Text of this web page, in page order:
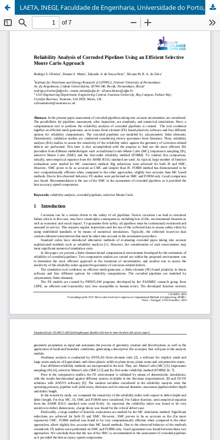
LAETA, INEGI, Faculdade de Engenharia, Universidade do Porto, Porto, Portugal